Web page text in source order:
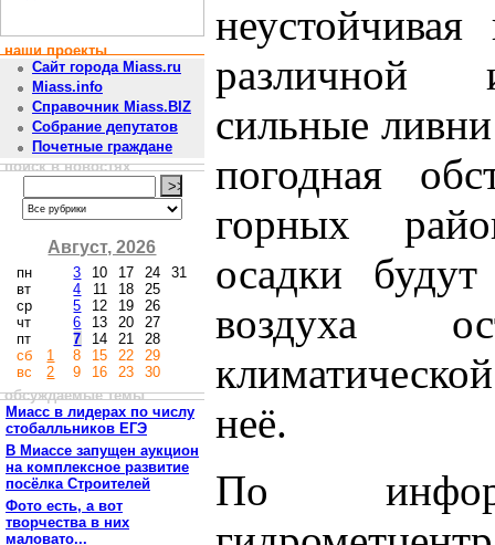
наши проекты
Сайт города Miass.ru
Miass.info
Справочник Miass.BIZ
Собрание депутатов
Почетные граждане
поиск в новостях
Август, 2026
пн
вт
ср
чт
пт
сб
вс
1
2
3
4
5
6
7
8
9
10
11
12
13
14
15
16
17
18
19
20
21
22
23
24
25
26
27
28
29
30
31
обсуждаемые темы
Миасс в лидерах по числу
стобалльников ЕГЭ
В Миассе запущен аукцион
на комплексное развитие
посёлка Строителей
Фото есть, а вот
творчества в них
маловато...
различной
сильные
погодная
горных
осадки
воздуха
неё.
По